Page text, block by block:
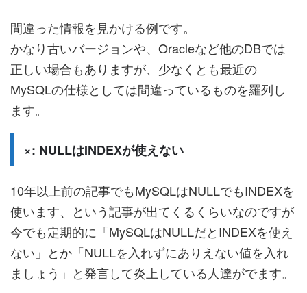
間違った情報を見かける例です。
かなり古いバージョンや、Oracleなど他のDBでは
正しい場合もありますが、少なくとも最近の
MySQLの仕様としては間違っているものを羅列し
ます。
×: NULLはINDEXが使えない
10年以上前の記事でもMySQLはNULLでもINDEXを
使います、という記事が出てくるくらいなのですが
今でも定期的に「MySQLはNULLだとINDEXを使え
ない」とか「NULLを入れずにありえない値を入れ
ましょう」と発言して炎上している人達がでます。